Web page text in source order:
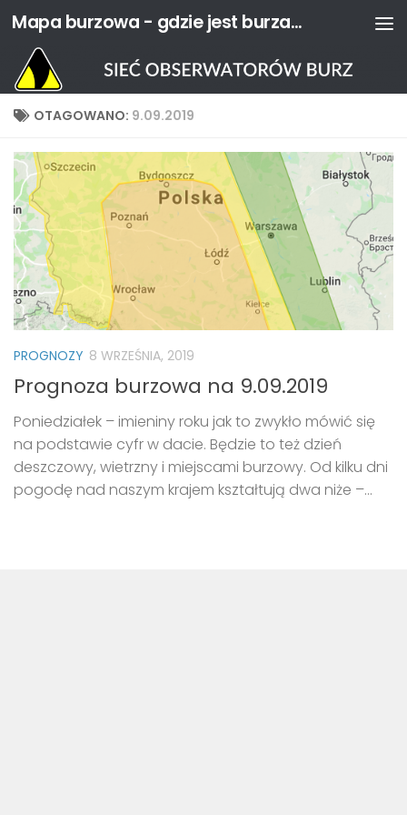
Przejdź do treści Mapa burzowa - gdzie jest burza? | Sieć Obserwatorów Burz
OTAGOWANO: 9.09.2019
PROGNOZY 8 WRZEŚNIA, 2019
Prognoza burzowa na 9.09.2019
Poniedziałek – imieniny roku jak to zwykło mówić się
na podstawie cyfr w dacie. Będzie to też dzień
deszczowy, wietrzny i miejscami burzowy. Od kilku dni
pogodę nad naszym krajem kształtują dwa niże –...